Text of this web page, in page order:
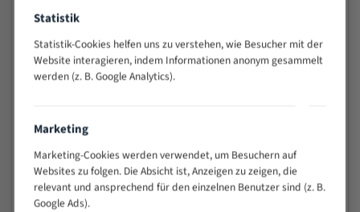
Widerstandsfähig gegen Zahnbruch auch bei
schwierigen Werkstücken (Materialmischung,
wechselnde Verbindungslängen)
Sehr geringe Vibration
Technische Beschreibung:
Positiver Spanwinkel
Bandkörper aus hochlegiertem Federstahl
Statistik
Statistik-Cookies helfen uns zu verstehen, wie Besucher mit der
Website interagieren, indem Informationen anonym gesammelt
werden (z. B. Google Analytics).
Marketing
Marketing-Cookies werden verwendet, um Besuchern auf
Websites zu folgen. Die Absicht ist, Anzeigen zu zeigen, die
relevant und ansprechend für den einzelnen Benutzer sind (z. B.
Google Ads).